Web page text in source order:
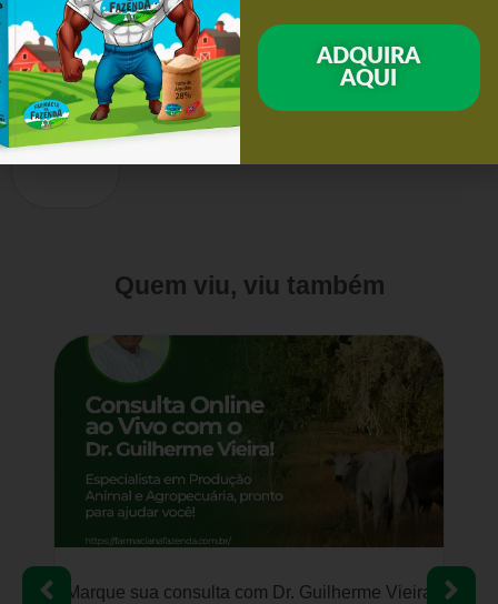
Quem viu, viu também
Vieira
Mentoria para lojas Agropecuárias – (Kit balcão
ADQUIRA
AQUI